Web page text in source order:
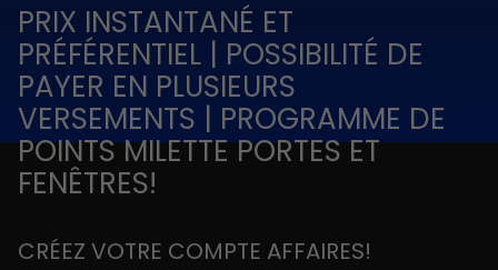
PRIX INSTANTANÉ ET
PRÉFÉRENTIEL | POSSIBILITÉ DE
PAYER EN PLUSIEURS
VERSEMENTS | PROGRAMME DE
POINTS MILETTE PORTES ET
FENÊTRES!
CRÉEZ VOTRE COMPTE AFFAIRES!